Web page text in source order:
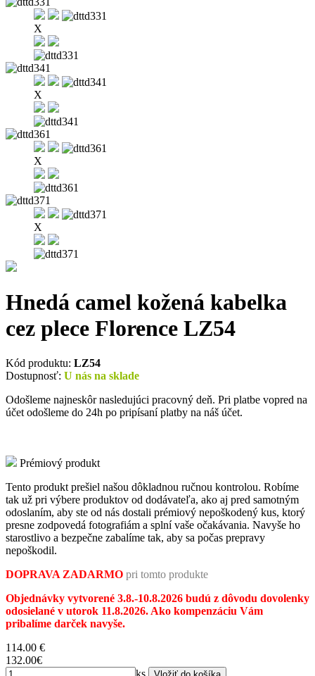
X
X
X
X
Hnedá camel kožená kabelka
cez plece Florence LZ54
Kód produktu: LZ54
Dostupnosť: U nás na sklade
Odošleme najneskôr nasledujúci pracovný deň. Pri platbe vopred na
účet odošleme do 24h po pripísaní platby na náš účet.
Prémiový produkt
Tento produkt prešiel našou dôkladnou ručnou kontrolou. Robíme
tak už pri výbere produktov od dodávateľa, ako aj pred samotným
odoslaním, aby ste od nás dostali prémiový nepoškodený kus, ktorý
presne zodpovedá fotografiám a splní vaše očakávania. Navyše ho
starostlivo a bezpečne zabalíme tak, aby sa počas prepravy
nepoškodil.
DOPRAVA ZADARMO pri tomto produkte
Objednávky vytvorené 3.8.-10.8.2026 budú z dôvodu dovolenky
odosielané v utorok 11.8.2026. Ako kompenzáciu Vám
pribalíme darček navyše.
114.00 €
132.00€
ks